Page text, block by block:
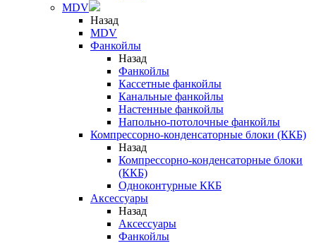
MDV
Назад
MDV
Фанкойлы
Назад
Фанкойлы
Кассетные фанкойлы
Канальные фанкойлы
Настенные фанкойлы
Напольно-потолочные фанкойлы
Компрессорно-конденсаторные блоки (ККБ)
Назад
Компрессорно-конденсаторные блоки
(ККБ)
Одноконтурные ККБ
Аксессуары
Назад
Аксессуары
Фанкойлы